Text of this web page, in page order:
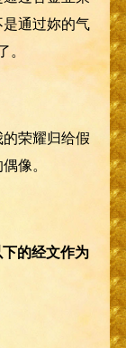
通过妳的气
荣耀归给假
像。
的经文作为